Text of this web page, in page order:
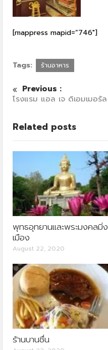
[mappress mapid=”746″]
Tags: ร้านอาหาร
Previous :
โรงแรม แอล เจ ดิเอมเมอรัล
Related posts
พุทธอุทยานและพระมงคลมิ่ง
เมือง
August 22, 2020
ร้านบานชื่น